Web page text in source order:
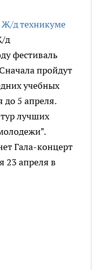
д
фестиваль
пройдут
учебных
до 5 апреля.
лучших
Гала-концерт
23 апреля в